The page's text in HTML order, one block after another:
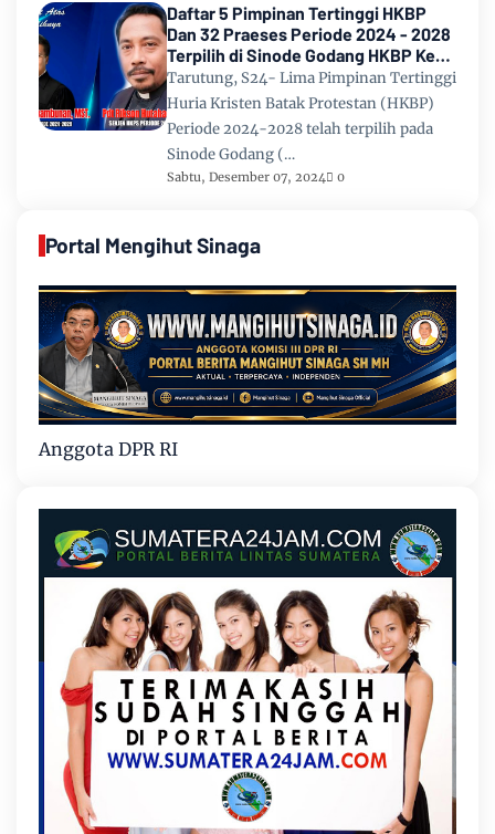
Daftar 5 Pimpinan Tertinggi HKBP
Dan 32 Praeses Periode 2024 - 2028
Terpilih di Sinode Godang HKBP Ke
67 Tahun 2024
Tarutung, S24- Lima Pimpinan Tertinggi
Huria Kristen Batak Protestan (HKBP)
Periode 2024-2028 telah terpilih pada
Sinode Godang (…
Sabtu, Desember 07, 2024 0
Portal Mengihut Sinaga
Anggota DPR RI